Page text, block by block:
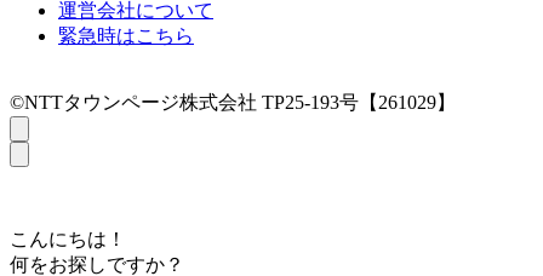
運営会社について
緊急時はこちら
©NTTタウンページ株式会社 TP25-193号【261029】
こんにちは！
何をお探しですか？